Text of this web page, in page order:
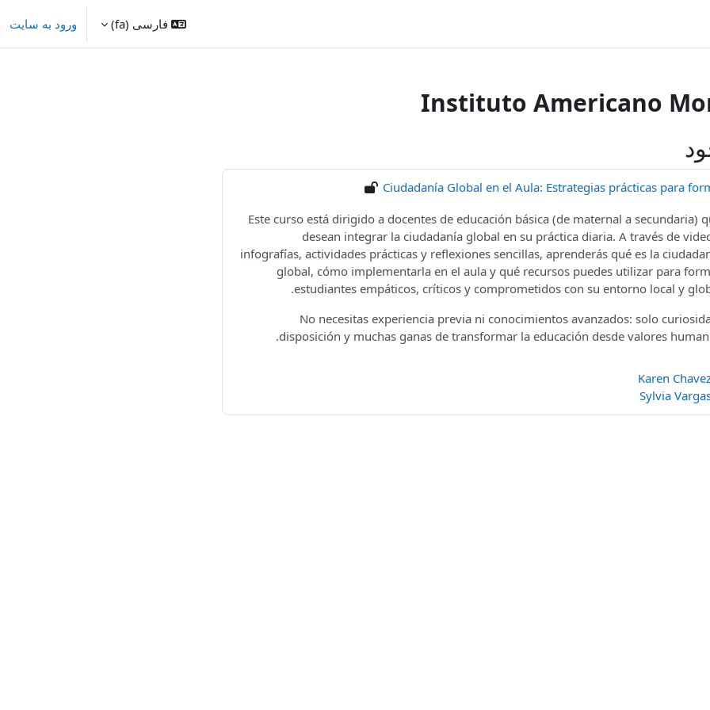
فارسی ‎(fa)‎ ورود به سایت
Instituto Americano
Ciudadanía Global en el Aula: Estrategias prácticas para
Este curso está dirigido a docentes de educación básica (de maternal a secundaria)
desean integrar la ciudadanía global en su práctica diaria. A través de
infografías, actividades prácticas y reflexiones sencillas, aprenderás qué es la
global, cómo implementarla en el aula y qué recursos puedes utilizar para
estudiantes empáticos, críticos y comprometidos con su entorno local y
No necesitas experiencia previa ni conocimientos avanzados: solo
disposición y muchas ganas de transformar la educación desde valores
Karen
Sylvia